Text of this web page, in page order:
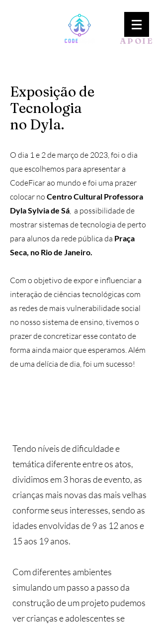
APOIE
Exposição de
Tecnologia
no Dyla.
O dia 1 e 2 de março de 2023, foi o dia
que escolhemos para apresentar a
CodeFicar ao mundo e foi uma prazer
colocar no Centro Cultural Professora
Dyla Sylvia de Sá, a possibilidade de
mostrar sistemas de tecnologia de perto
para alunos da rede pública da Praça
Seca, no Rio de Janeiro.
Com o objetivo de expor e influenciar a
interação de ciências tecnológicas com
as redes de mais vulnerabilidade social
no nosso sistema de ensino, tivemos o
prazer de concretizar esse contato de
forma ainda maior que esperamos. Além
de uma delícia de dia, foi um sucesso!
Tendo níveis de dificuldade e
temática diferente entre os atos,
dividimos em 3 horas de evento, as
crianças mais novas das mais velhas
conforme seus interesses, sendo as
idades envolvidas de 9 as 12 anos e
15 aos 19 anos.
Com diferentes ambientes
simulando um passo a passo da
construção de um projeto pudemos
ver crianças e adolescentes se